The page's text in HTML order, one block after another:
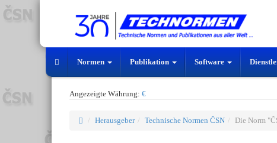
Normen Publikation Software
Angezeigte Währung: €
Herausgeber Technische Normen ČSN Die Norm